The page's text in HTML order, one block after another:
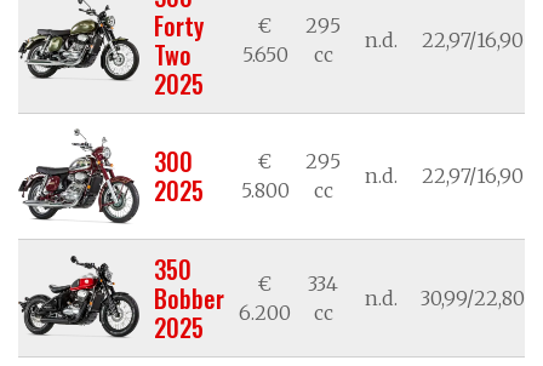
Forty
Two
2025
€
5.650
295
cc
n.d. 22,97/16,90
300
2025
€
5.800
295
cc
n.d. 22,97/16,90
350
Bobber
2025
€
6.200
334
cc
n.d. 30,99/22,80